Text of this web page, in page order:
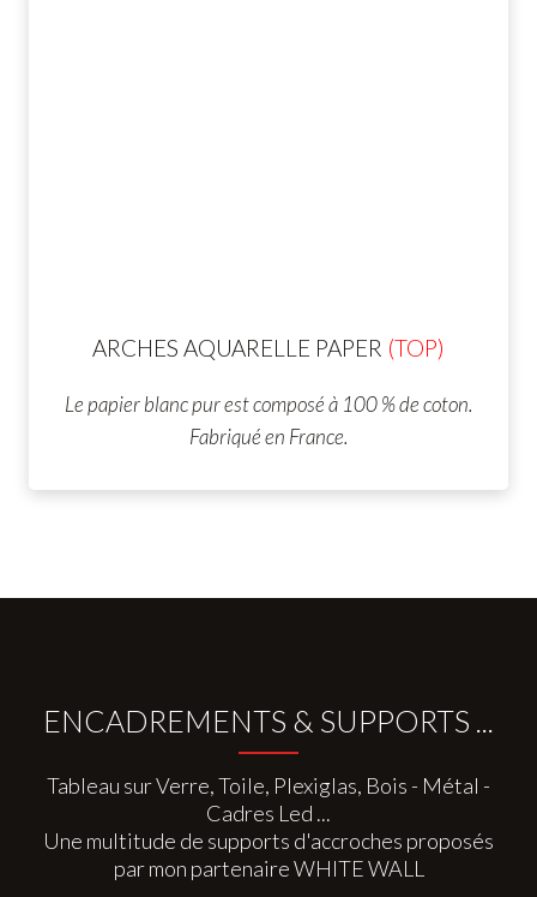
ARCHES AQUARELLE PAPER (TOP)
Le papier blanc pur est composé à 100 % de coton.
Fabriqué en France.
ENCADREMENTS & SUPPORTS ...
Tableau sur Verre, Toile, Plexiglas, Bois - Métal -
Cadres Led ...
Une multitude de supports d'accroches proposés
par mon partenaire WHITE WALL